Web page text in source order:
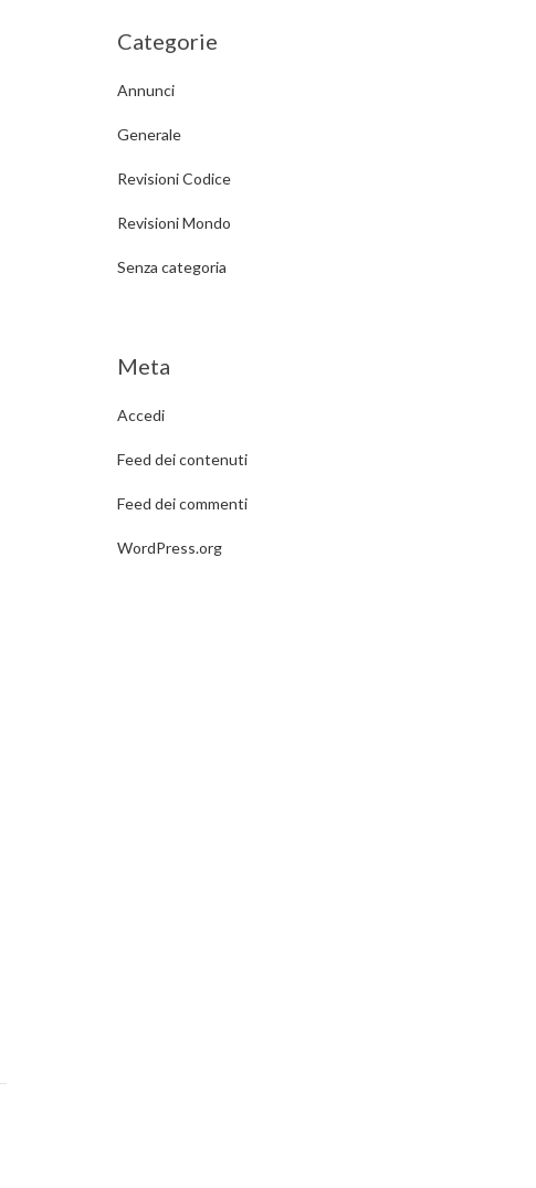
Categorie
Annunci
Generale
Revisioni Codice
Revisioni Mondo
Senza categoria
Meta
Accedi
Feed dei contenuti
Feed dei commenti
WordPress.org